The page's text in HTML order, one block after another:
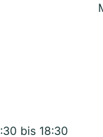
bis 18:30